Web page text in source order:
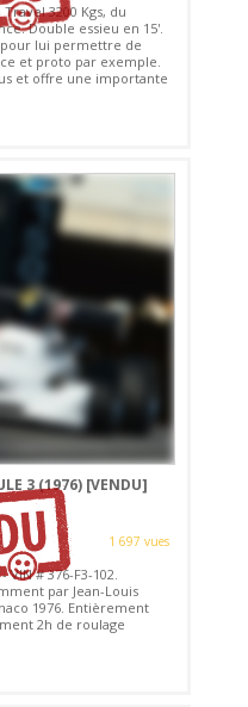
3200 Kgs, du
Double essieu en 15'.
lui permettre de
et proto par exemple.
et offre une importante
3 (1976) [VENDU]
1 697 vues
VIN # 376-F3-102.
par Jean-Louis
1976. Entièrement
2h de roulage